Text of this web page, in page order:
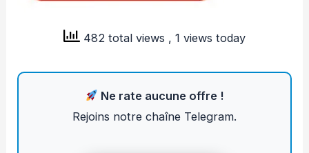
482 total views , 1 views today
Ne rate aucune offre !
Rejoins notre chaîne Telegram.